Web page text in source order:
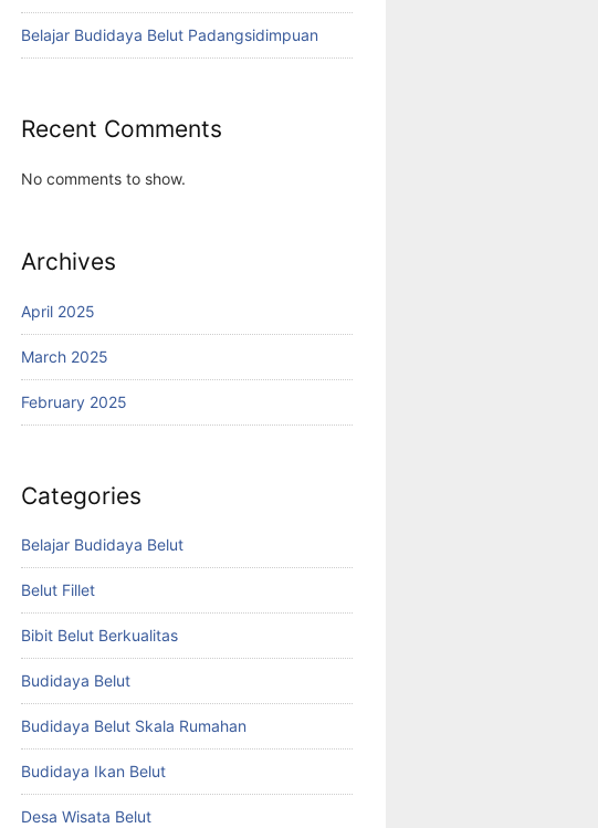
Belajar Budidaya Belut Padangsidimpuan
Recent Comments
No comments to show.
Archives
April 2025
March 2025
February 2025
Categories
Belajar Budidaya Belut
Belut Fillet
Bibit Belut Berkualitas
Budidaya Belut
Budidaya Belut Skala Rumahan
Budidaya Ikan Belut
Desa Wisata Belut